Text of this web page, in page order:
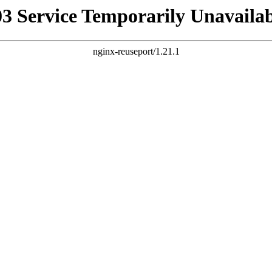
Service Temporarily
nginx-reuseport/1.21.1